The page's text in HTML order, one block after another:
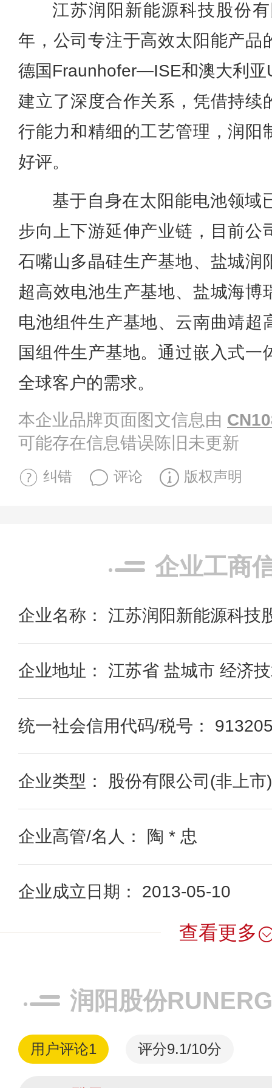
江苏润阳新能源科技股份
年，公司专注于高效太阳能产品
德国Fraunhofer—ISE和澳大利亚
建立了深度合作关系，凭借持续
行能力和精细的工艺管理，润阳
好评。
基于自身在太阳能电池领域
步向上下游延伸产业链，目前公
石嘴山多晶硅生产基地、盐城润
超高效电池生产基地、盐城海博
电池组件生产基地、云南曲靖超
国组件生产基地。通过嵌入式一
全球客户的需求。
本企业品牌页面图文信息由
可能存在信息错误陈旧未更新
纠错 评论 版权声明
企业工商
企业名称： 江苏润阳新能源科技
企业地址： 江苏省 盐城市 经济
统一社会信用代码/税号：
企业类型： 股份有限公司(非上市)
企业高管/名人： 陶 * 忠
企业成立日期： 2013-05-10
查看更多
润阳股份
用户评论1 评分9.1/10分